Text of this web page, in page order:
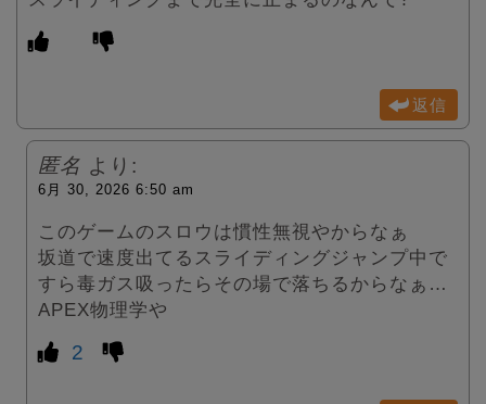
返信
匿名 より:
6月 30, 2026 6:50 am
このゲームのスロウは慣性無視やからなぁ
坂道で速度出てるスライディングジャンプ中で
すら毒ガス吸ったらその場で落ちるからなぁ…
APEX物理学や
2